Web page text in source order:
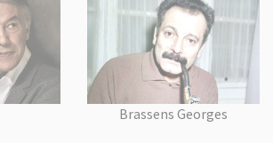
Brassens Georges